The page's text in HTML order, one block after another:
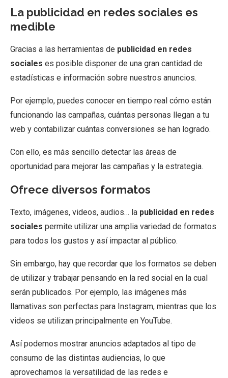
La publicidad en redes sociales es
medible
Gracias a las herramientas de publicidad en redes
sociales es posible disponer de una gran cantidad de
estadísticas e información sobre nuestros anuncios.
Por ejemplo, puedes conocer en tiempo real cómo están
funcionando las campañas, cuántas personas llegan a tu
web y contabilizar cuántas conversiones se han logrado.
Con ello, es más sencillo detectar las áreas de
oportunidad para mejorar las campañas y la estrategia.
Ofrece diversos formatos
Texto, imágenes, videos, audios… la publicidad en redes
sociales permite utilizar una amplia variedad de formatos
para todos los gustos y así impactar al público.
Sin embargo, hay que recordar que los formatos se deben
de utilizar y trabajar pensando en la red social en la cual
serán publicados. Por ejemplo, las imágenes más
llamativas son perfectas para Instagram, mientras que los
videos se utilizan principalmente en YouTube.
Así podemos mostrar anuncios adaptados al tipo de
consumo de las distintas audiencias, lo que
aprovechamos la versatilidad de las redes e